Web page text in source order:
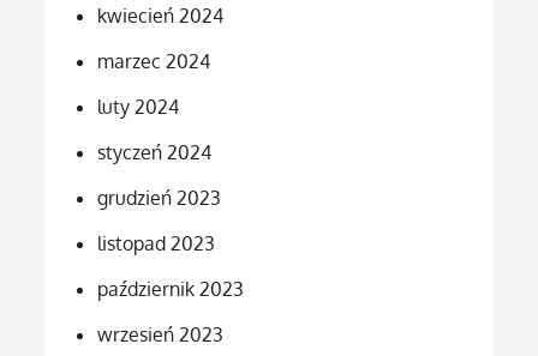
kwiecień 2024
marzec 2024
luty 2024
styczeń 2024
grudzień 2023
listopad 2023
październik 2023
wrzesień 2023